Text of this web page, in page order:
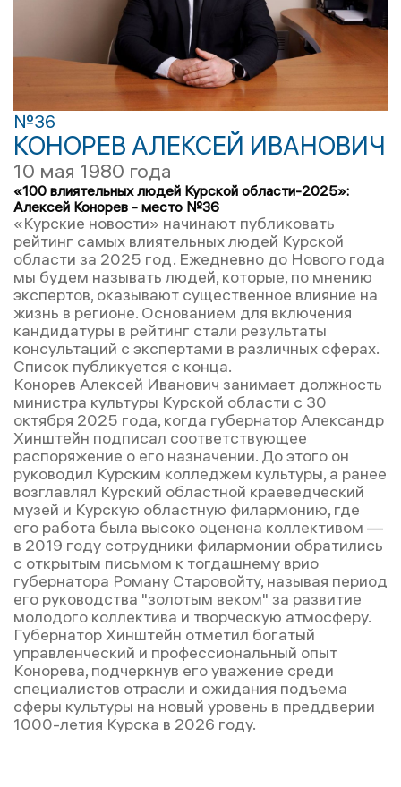
№36
КОНОРЕВ АЛЕКСЕЙ ИВАНОВИЧ
10 мая 1980 года
«100 влиятельных людей Курской области-2025»:
Алексей Конорев - место №36
«Курские новости» начинают публиковать
рейтинг самых влиятельных людей Курской
области за 2025 год. Ежедневно до Нового года
мы будем называть людей, которые, по мнению
экспертов, оказывают существенное влияние на
жизнь в регионе. Основанием для включения
кандидатуры в рейтинг стали результаты
консультаций с экспертами в различных сферах.
Список публикуется с конца.
Конорев Алексей Иванович занимает должность
министра культуры Курской области с 30
октября 2025 года, когда губернатор Александр
Хинштейн подписал соответствующее
распоряжение о его назначении. До этого он
руководил Курским колледжем культуры, а ранее
возглавлял Курский областной краеведческий
музей и Курскую областную филармонию, где
его работа была высоко оценена коллективом —
в 2019 году сотрудники филармонии обратились
с открытым письмом к тогдашнему врио
губернатора Роману Старовойту, называя период
его руководства "золотым веком" за развитие
молодого коллектива и творческую атмосферу.
Губернатор Хинштейн отметил богатый
управленческий и профессиональный опыт
Конорева, подчеркнув его уважение среди
специалистов отрасли и ожидания подъема
сферы культуры на новый уровень в преддверии
1000-летия Курска в 2026 году.